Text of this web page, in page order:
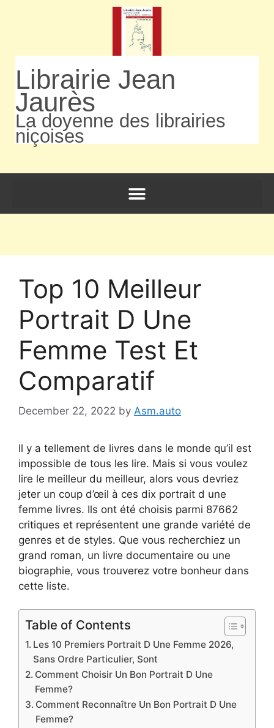
Librairie Jean
Jaurès
La doyenne des librairies
niçoises
Top 10 Meilleur
Portrait D Une
Femme Test Et
Comparatif
December 22, 2022 by Asm.auto
Il y a tellement de livres dans le monde qu’il est
impossible de tous les lire. Mais si vous voulez
lire le meilleur du meilleur, alors vous devriez
jeter un coup d’œil à ces dix portrait d une
femme livres. Ils ont été choisis parmi 87662
critiques et représentent une grande variété de
genres et de styles. Que vous recherchiez un
grand roman, un livre documentaire ou une
biographie, vous trouverez votre bonheur dans
cette liste.
Table of Contents
Les 10 Premiers Portrait D Une Femme 2026,
Sans Ordre Particulier, Sont
Comment Choisir Un Bon Portrait D Une
Femme?
Comment Reconnaître Un Bon Portrait D Une
Femme?